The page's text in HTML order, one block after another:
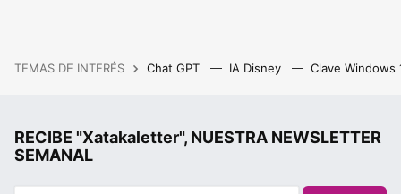
TEMAS DE INTERÉS Chat GPT IA Disney Clave Windows
RECIBE "Xatakaletter", NUESTRA NEWSLETTER
SEMANAL